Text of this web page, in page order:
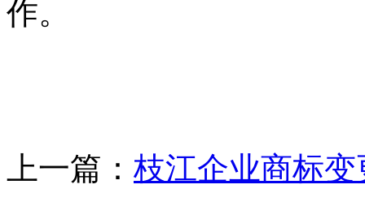
作。
上一篇： 枝江企业商标